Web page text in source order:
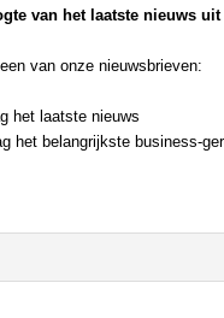
van het laatste nieuws uit
van onze nieuwsbrieven:
het laatste nieuws
het belangrijkste business-